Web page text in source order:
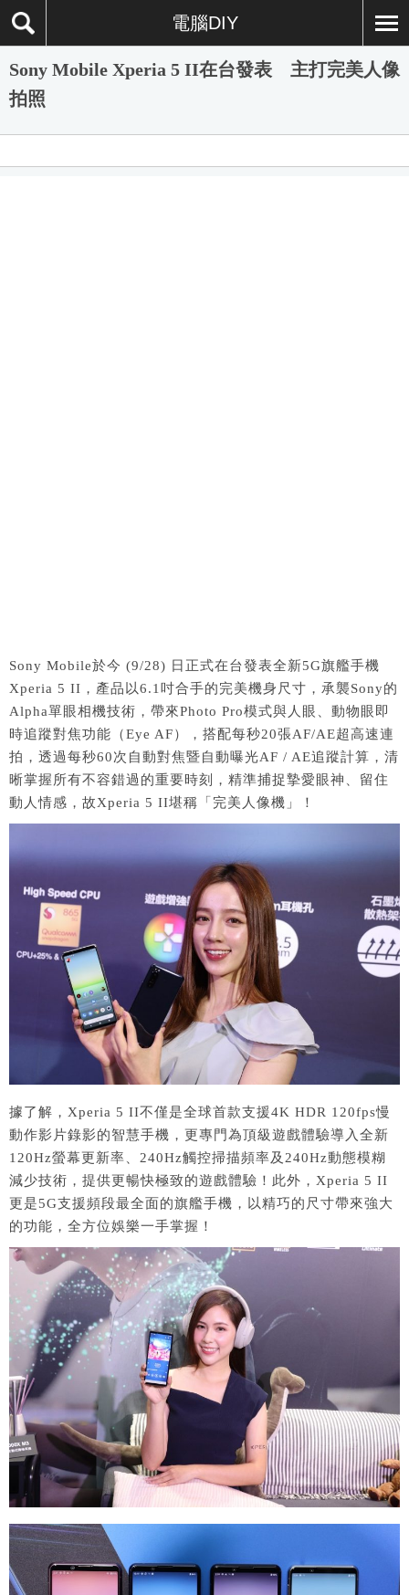
電腦DIY
Sony Mobile Xperia 5 II在台發表 主打完美人像
拍照
Sony Mobile於今 (9/28) 日正式在台發表全新5G旗艦手機
Xperia 5 II，產品以6.1吋合手的完美機身尺寸，承襲Sony的
Alpha單眼相機技術，帶來Photo Pro模式與人眼、動物眼即
時追蹤對焦功能（Eye AF），搭配每秒20張AF/AE超高速連
拍，透過每秒60次自動對焦暨自動曝光AF / AE追蹤計算，清
晰掌握所有不容錯過的重要時刻，精準捕捉摯愛眼神、留住
動人情感，故Xperia 5 II堪稱「完美人像機」！
據了解，Xperia 5 II不僅是全球首款支援4K HDR 120fps慢
動作影片錄影的智慧手機，更專門為頂級遊戲體驗導入全新
120Hz螢幕更新率、240Hz觸控掃描頻率及240Hz動態模糊
減少技術，提供更暢快極致的遊戲體驗！此外，Xperia 5 II
更是5G支援頻段最全面的旗艦手機，以精巧的尺寸帶來強大
的功能，全方位娛樂一手掌握！